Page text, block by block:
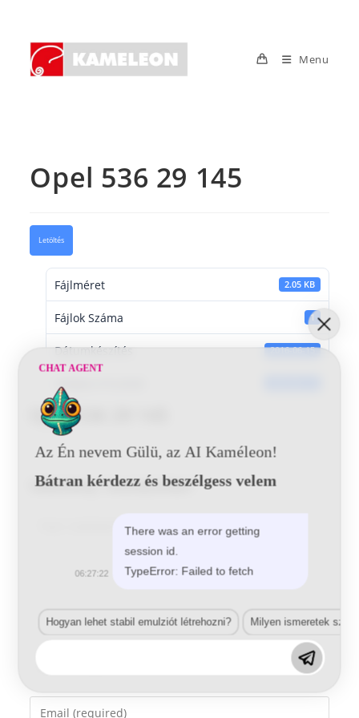
content
Menu
Opel 536 29 145
Letöltés
Fájlméret 2.05 KB
Fájlok Száma 1
Dátumkészítés 2016-06-15
Utoljára frissített
Opel 536 29 145
Vélemény, hozzászólás?
your
name
Enter
CHAT AGENT
Az Én nevem Gülü, az AI Kaméleon!
Bátran kérdezz és beszélgess velem
There was an error getting
session id.
TypeError: Failed to fetch
06:27:22
Hogyan lehet stabil emulziót létrehozni? Milyen ismeretek